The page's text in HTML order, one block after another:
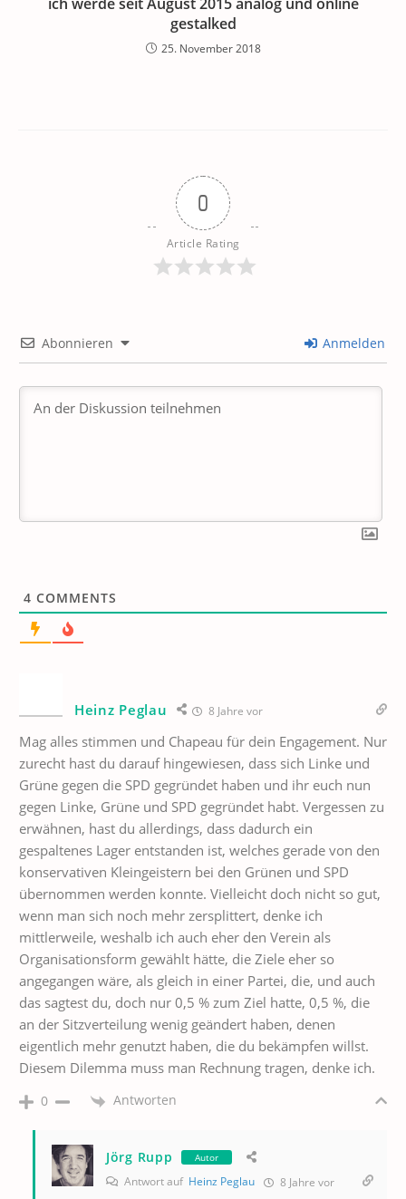
gestalked
25. November 2018
0
Article Rating
Abonnieren Anmelden
4 COMMENTS
Heinz Peglau 8 Jahre vor
Mag alles stimmen und Chapeau für dein Engagement. Nur
zurecht hast du darauf hingewiesen, dass sich Linke und
Grüne gegen die SPD gegründet haben und ihr euch nun
gegen Linke, Grüne und SPD gegründet habt. Vergessen zu
erwähnen, hast du allerdings, dass dadurch ein
gespaltenes Lager entstanden ist, welches gerade von den
konservativen Kleingeistern bei den Grünen und SPD
übernommen werden konnte. Vielleicht doch nicht so gut,
wenn man sich noch mehr zersplittert, denke ich
mittlerweile, weshalb ich auch eher den Verein als
Organisationsform gewählt hätte, die Ziele eher so
angegangen wäre, als gleich in einer Partei, die, und auch
das sagtest du, doch nur 0,5 % zum Ziel hatte, 0,5 %, die
an der Sitzverteilung wenig geändert haben, denen
eigentlich mehr genutzt haben, die du bekämpfen willst.
Diesem Dilemma muss man Rechnung tragen, denke ich.
0 Antworten
Jörg Rupp Autor
Antwort auf Heinz Peglau 8 Jahre vor